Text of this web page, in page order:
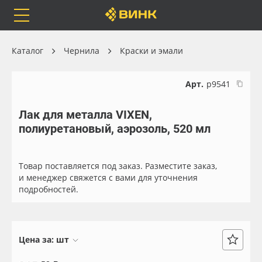
Каталог
Бренды
Оплата
Весь каталог
Самоклеящиеся плёнки
Чернила
Каталог Чернила Краски и эмали
Арт. р9541
Лак для металла VIXEN,
полиуретановый, аэрозоль, 520 мл
Товар поставляется под заказ. Разместите заказ,
и менеджер свяжется с вами для уточнения
подробностей.
Цена за: шт